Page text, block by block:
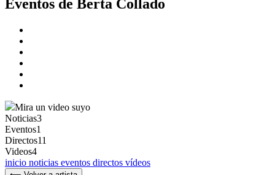
Eventos de Berta Collado
Mira un video suyo
Noticias3
Eventos1
Directos11
Videos4
inicio noticias eventos directos vídeos